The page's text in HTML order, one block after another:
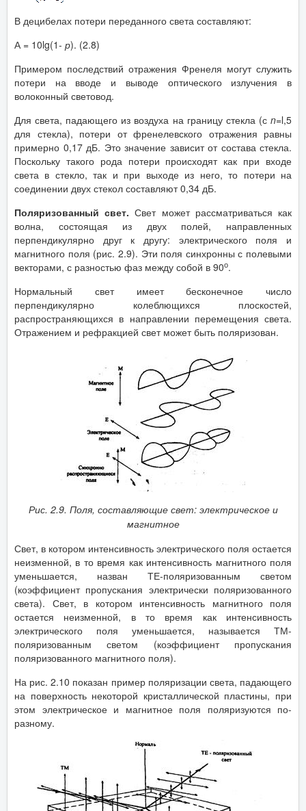
В децибелах потери переданного света составляют:
А = 10lg(1- р). (2.8)
Примером последствий отражения Френеля могут служить
потери на вводе и выводе оптического излучения в
волоконный световод.
Для света, падающего из воздуха на границу стекла (с n=l,5
для стекла), потери от френелевского отражения равны
примерно 0,17 дБ. Это значение зависит от состава стекла.
Поскольку такого рода потери происходят как при входе
света в стекло, так и при выходе из него, то потери на
соединении двух стекол составляют 0,34 дБ.
Поляризованный свет. Свет может рассматриваться как
волна, состоящая из двух полей, направленных
перпендикулярно друг к другу: электрического поля и
магнитного поля (рис. 2.9). Эти поля синхронны с полевыми
векторами, с разностью фаз между собой в 90о.
Нормальный свет имеет бесконечное число
перпендикулярно колеблющихся плоскостей,
распространяющихся в направлении перемещения света.
Отражением и рефракцией свет может быть поляризован.
Рис. 2.9. Поля, составляющие свет: электрическое и
магнитное
Свет, в котором интенсивность электрического поля остается
неизменной, в то время как интенсивность магнитного поля
уменьшается, назван ТЕ-поляризованным светом
(коэффициент пропускания электрически поляризованного
света). Свет, в котором интенсивность магнитного поля
остается неизменной, в то время как интенсивность
электрического поля уменьшается, называется ТМ-
поляризованным светом (коэффициент пропускания
поляризованного магнитного поля).
На рис. 2.10 показан пример поляризации света, падающего
на поверхность некоторой кристаллической пластины, при
этом электрическое и магнитное поля поляризуются по-
разному.